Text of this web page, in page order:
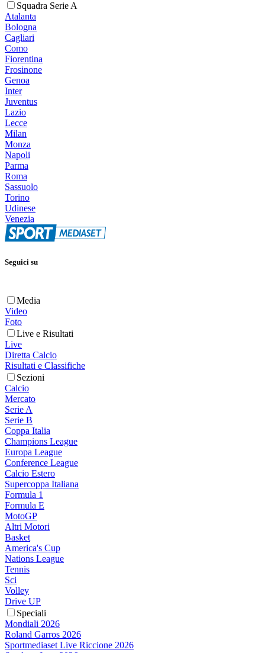
Squadra Serie A
Atalanta
Bologna
Cagliari
Como
Fiorentina
Frosinone
Genoa
Inter
Juventus
Lazio
Lecce
Milan
Monza
Napoli
Parma
Roma
Sassuolo
Torino
Udinese
Venezia
Seguici su
Media
Video
Foto
Live e Risultati
Live
Diretta Calcio
Risultati e Classifiche
Sezioni
Calcio
Mercato
Serie A
Serie B
Coppa Italia
Champions League
Europa League
Conference League
Calcio Estero
Supercoppa Italiana
Formula 1
Formula E
MotoGP
Altri Motori
Basket
America's Cup
Nations League
Tennis
Sci
Volley
Drive UP
Speciali
Mondiali 2026
Roland Garros 2026
Sportmediaset Live Riccione 2026